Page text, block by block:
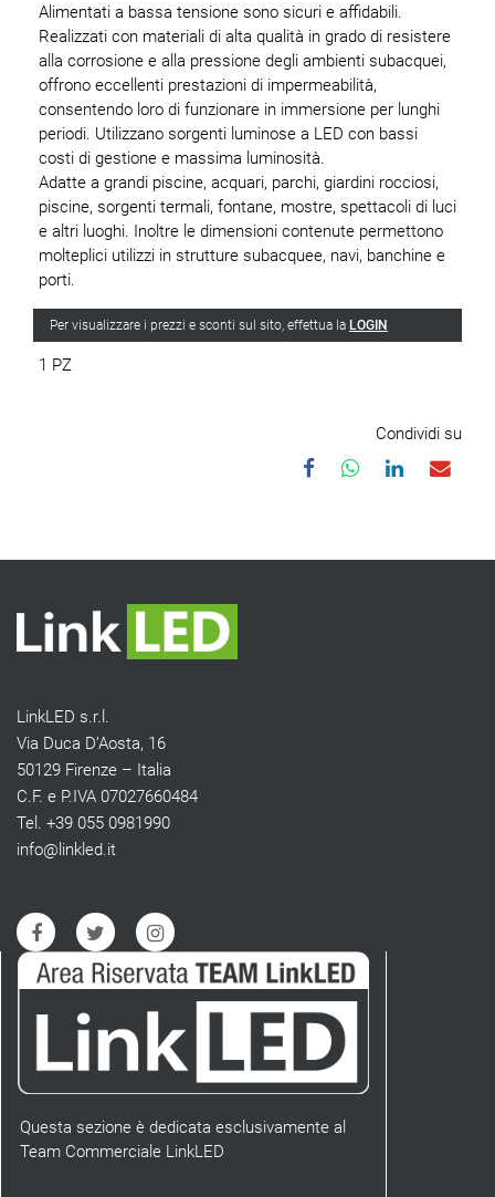
Alimentati a bassa tensione sono sicuri e affidabili.
Realizzati con materiali di alta qualità in grado di resistere
alla corrosione e alla pressione degli ambienti subacquei,
offrono eccellenti prestazioni di impermeabilità,
consentendo loro di funzionare in immersione per lunghi
periodi. Utilizzano sorgenti luminose a LED con bassi
costi di gestione e massima luminosità.
Adatte a grandi piscine, acquari, parchi, giardini rocciosi,
piscine, sorgenti termali, fontane, mostre, spettacoli di luci
e altri luoghi. Inoltre le dimensioni contenute permettono
molteplici utilizzi in strutture subacquee, navi, banchine e
porti.
Per visualizzare i prezzi e sconti sul sito, effettua la LOGIN
1 PZ
Condividi su
LinkLED s.r.l.
Via Duca D’Aosta, 16
50129 Firenze – Italia
C.F. e P.IVA 07027660484
Tel. +39 055 0981990
info@linkled.it
Questa sezione è dedicata esclusivamente al
Team Commerciale LinkLED